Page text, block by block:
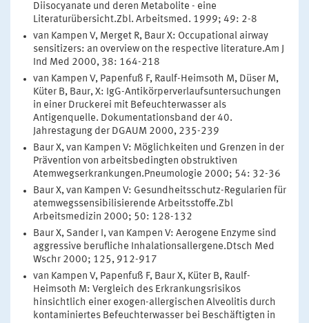
Diisocyanate und deren Metabolite - eine
Literaturübersicht.Zbl. Arbeitsmed. 1999; 49: 2-8
van Kampen V, Merget R, Baur X: Occupational airway
sensitizers: an overview on the respective literature.Am J
Ind Med 2000, 38: 164-218
van Kampen V, Papenfuß F, Raulf-Heimsoth M, Düser M,
Küter B, Baur, X: IgG-Antikörperverlaufsuntersuchungen
in einer Druckerei mit Befeuchterwasser als
Antigenquelle. Dokumentationsband der 40.
Jahrestagung der DGAUM 2000, 235-239
Baur X, van Kampen V: Möglichkeiten und Grenzen in der
Prävention von arbeitsbedingten obstruktiven
Atemwegserkrankungen.Pneumologie 2000; 54: 32-36
Baur X, van Kampen V: Gesundheitsschutz-Regularien für
atemwegssensibilisierende Arbeitsstoffe.Zbl
Arbeitsmedizin 2000; 50: 128-132
Baur X, Sander I, van Kampen V: Aerogene Enzyme sind
aggressive berufliche Inhalationsallergene.Dtsch Med
Wschr 2000; 125, 912-917
van Kampen V, Papenfuß F, Baur X, Küter B, Raulf-
Heimsoth M: Vergleich des Erkrankungsrisikos
hinsichtlich einer exogen-allergischen Alveolitis durch
kontaminiertes Befeuchterwasser bei Beschäftigten in